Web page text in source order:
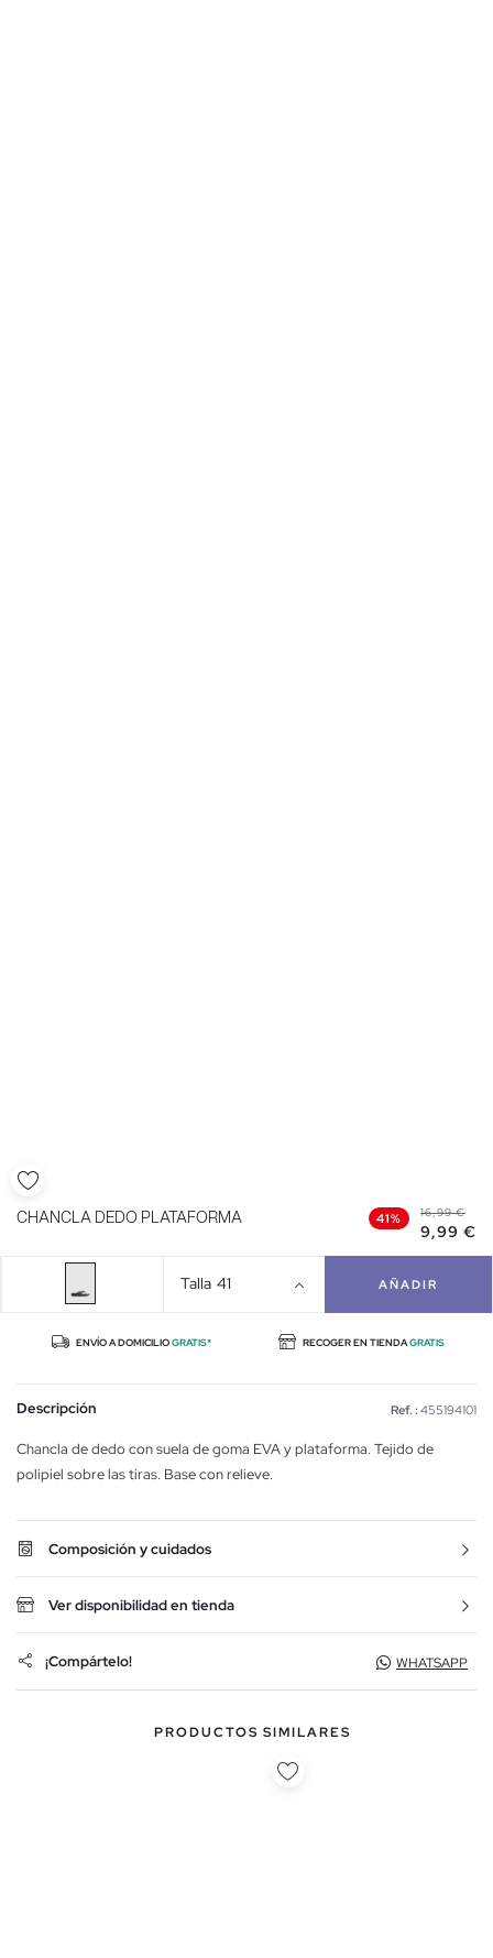
CHANCLA DEDO PLATAFORMA 41% 16,99 €
9,99 €
Talla 41 AÑADIR
ENVÍO A DOMICILIOGRATIS* RECOGER EN TIENDAGRATIS
Descripción Ref. : 455194101
Chancla de dedo con suela de goma EVA y plataforma. Tejido de
polipiel sobre las tiras. Base con relieve.
Composición y cuidados
Ver disponibilidad en tienda
¡Compártelo! WHATSAPP
PRODUCTOS SIMILARES